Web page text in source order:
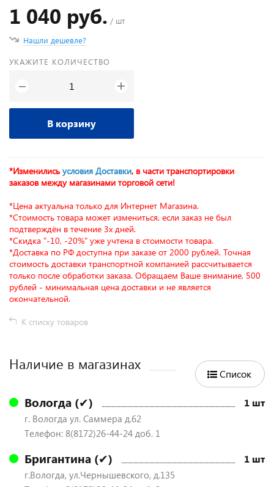
1 040 руб. / шт
Нашли дешевле?
УКАЖИТЕ КОЛИЧЕСТВО
− +
В корзину
*Изменились условия Доставки, в части транспортировки
заказов между магазинами торговой сети!
*Цена актуальна только для Интернет Магазина.
*Стоимость товара может измениться, если заказ не был
подтверждён в течение 3х дней.
*Скидка "-10, -20%" уже учтена в стоимости товара.
*Доставка по РФ доступна при заказе от 2000 рублей. Точная
стоимость доставки транспортной компанией рассчитывается
только после обработки заказа. Обращаем Ваше внимание, 500
рублей - минимальная цена доставки и не является
окончательной.
К списку товаров
Наличие в магазинах
Список
Вологда (✔) 1 шт
г. Вологда ул. Саммера д.62
Телефон: 8(8172)26-44-24 доб. 1
Бригантина (✔) 1 шт
г.Вологда, ул.Чернышевского, д.135